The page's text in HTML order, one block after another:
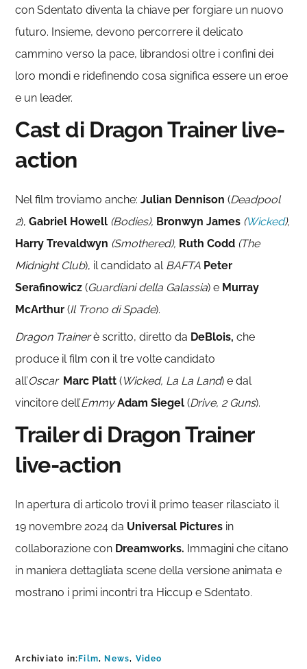
con Sdentato diventa la chiave per forgiare un nuovo
futuro. Insieme, devono percorrere il delicato
cammino verso la pace, librandosi oltre i confini dei
loro mondi e ridefinendo cosa significa essere un eroe
e un leader.
Cast di Dragon Trainer live-
action
Nel film troviamo anche:Julian Dennison (Deadpool
2),Gabriel Howell (Bodies), Bronwyn James (Wicked),
Harry Trevaldwyn (Smothered), Ruth Codd (The
Midnight Club), il candidato al BAFTA Peter
Serafinowicz (Guardiani della Galassia) e Murray
McArthur (Il Trono di Spade).
Dragon Trainerè scritto, diretto da DeBlois,che
produce il film con il tre volte candidato
all’Oscar Marc Platt (Wicked, La La Land) e dal
vincitore dell’Emmy Adam Siegel (Drive, 2 Guns).
Trailer di Dragon Trainer
live-action
In apertura di articolo trovi il primo teaser rilasciato il
19 novembre 2024 da Universal Pictures in
collaborazione con Dreamworks. Immagini che citano
in maniera dettagliata scene della versione animata e
mostrano i primi incontri tra Hiccup e Sdentato.
Archiviato in:Film,News, Video